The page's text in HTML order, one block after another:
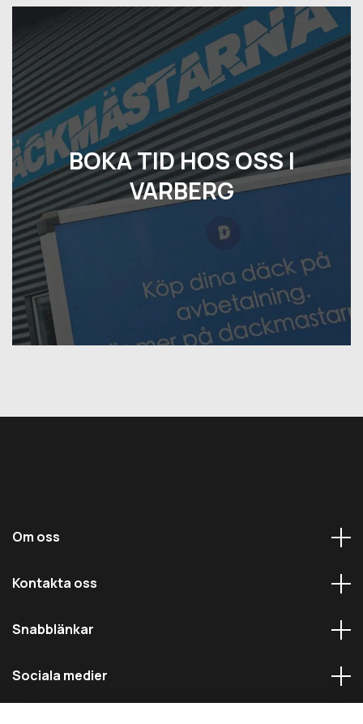
BOKA TID HOS OSS I
VARBERG
Om oss
Kontakta oss
Snabblänkar
Sociala medier